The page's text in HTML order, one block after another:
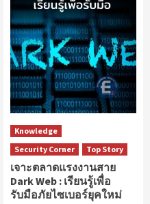
Knowledge
Security Corner
Top Story
เจาะตลาดแรงงานสาย
Dark Web : เรียนรู้เพื่อ
รับมือภัยไซเบอร์ยุคใหม่